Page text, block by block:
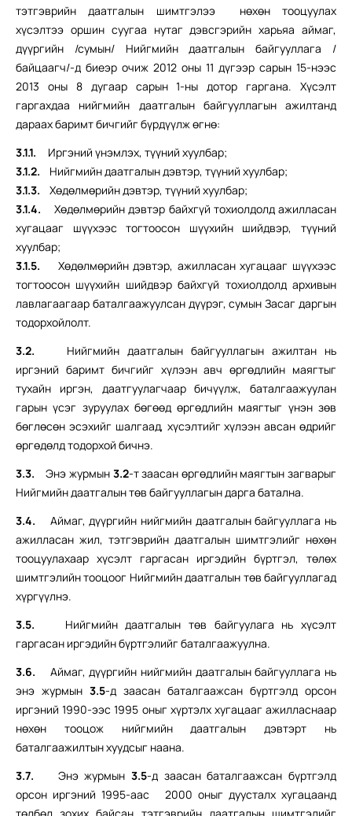
тэтгэврийн даатгалын шимтгэлээ нөхөн тооцуулах
хүсэлтээ оршин суугаа нутаг дэвсгэрийн харьяа аймаг,
дүүргийн /сумын/ Нийгмийн даатгалын байгууллага /
байцаагч/-д биеэр очиж 2012 оны 11 дүгээр сарын 15-нээс
2013 оны 8 дугаар сарын 1-ны дотор гаргана. Хүсэлт
гаргахдаа нийгмийн даатгалын байгууллагын ажилтанд
дараах баримт бичгийг бүрдүүлж өгнө:
3.1.1. Иргэний үнэмлэх, түүний хуулбар;
3.1.2. Нийгмийн даатгалын дэвтэр, түүний хуулбар;
3.1.3. Хөдөлмөрийн дэвтэр, түүний хуулбар;
3.1.4. Хөдөлмөрийн дэвтэр байхгүй тохиолдолд ажилласан
хугацааг шүүхээс тогтоосон шүүхийн шийдвэр, түүний
хуулбар;
3.1.5. Хөдөлмөрийн дэвтэр, ажилласан хугацааг шүүхээс
тогтоосон шүүхийн шийдвэр байхгүй тохиолдолд архивын
лавлагаагаар баталгаажуулсан дүүрэг, сумын Засаг даргын
тодорхойлолт.
3.2. Нийгмийн даатгалын байгууллагын ажилтан нь
иргэний баримт бичгийг хүлээн авч өргөдлийн маягтыг
тухайн иргэн, даатгуулагчаар бичүүлж, баталгаажуулан
гарын үсэг зуруулах бөгөөд өргөдлийн маягтыг үнэн зөв
бөглөсөн эсэхийг шалгаад, хүсэлтийг хүлээн авсан өдрийг
өргөдөлд тодорхой бичнэ.
3.3.Энэ журмын 3.2-т заасан өргөдлийн маягтын загварыг
Нийгмийн даатгалын төв байгууллагын дарга батална.
3.4. Аймаг, дүүргийн нийгмийн даатгалын байгууллага нь
ажилласан жил, тэтгэврийн даатгалын шимтгэлийг нөхөн
тооцуулахаар хүсэлт гаргасан иргэдийн бүртгэл, төлөх
шимтгэлийн тооцоог Нийгмийн даатгалын төв байгууллагад
хүргүүлнэ.
3.5. Нийгмийн даатгалын төв байгуулага нь хүсэлт
гаргасан иргэдийн бүртгэлийг баталгаажуулна.
3.6. Аймаг, дүүргийн нийгмийн даатгалын байгууллага нь
энэ журмын 3.5-д заасан баталгаажсан бүртгэлд орсон
иргэний 1990-ээс 1995 оныг хүртэлх хугацааг ажилласнаар
нөхөн тооцож нийгмийн даатгалын дэвтэрт нь
баталгаажилтын хуудсыг наана.
3.7. Энэ журмын 3.5-д заасан баталгаажсан бүртгэлд
орсон иргэний 1995-аас 2000 оныг дуусталх хугацаанд